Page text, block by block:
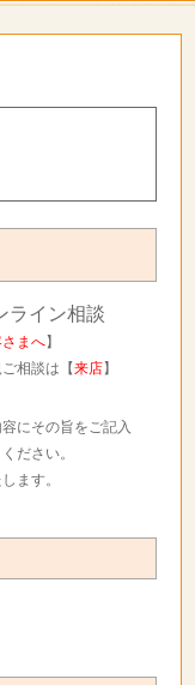
ライン相談
まへ】
相談は【来店】
にその旨をご記入
ださい。
ます。